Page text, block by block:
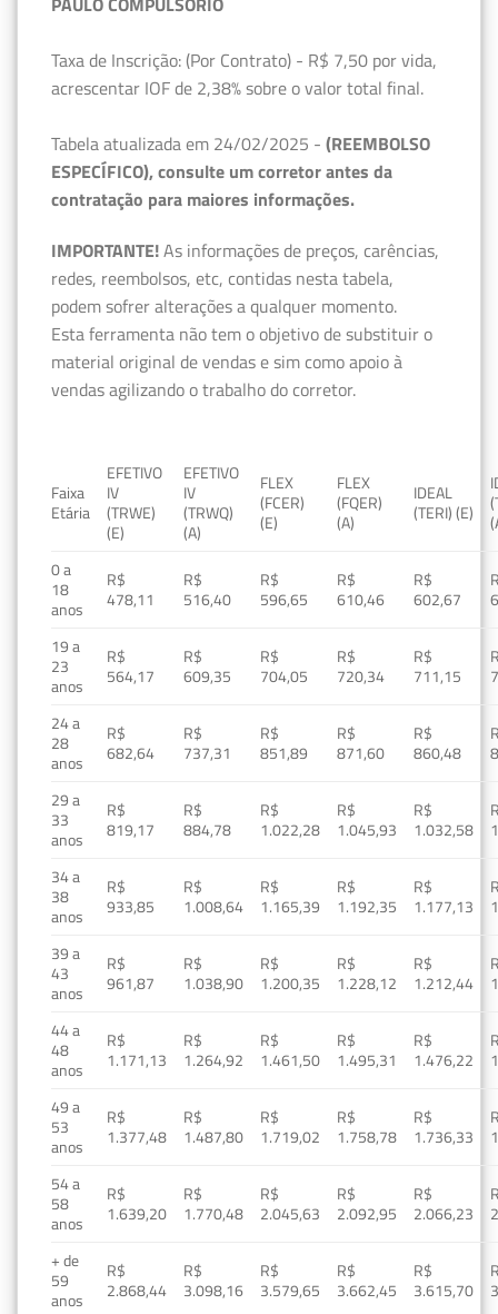
Taxa de Inscrição: (Por Contrato) - R$ 7,50 por vida,
acrescentar IOF de 2,38% sobre o valor total final.
Tabela atualizada em 24/02/2025 - (REEMBOLSO
ESPECÍFICO), consulte um corretor antes da
contratação para maiores informações.
IMPORTANTE!As informações de preços, carências,
redes, reembolsos, etc, contidas nesta tabela,
podem sofrer alterações a qualquer momento.
Esta ferramenta não tem o objetivo de substituir o
material original de vendas e sim como apoio à
vendas agilizando o trabalho do corretor.
Faixa
Etária
EFETIVO
IV
(TRWE)
(E)
EFETIVO
IV
(TRWQ)
(A)
FLEX
(FCER)
(E)
FLEX
(FQER)
(A)
IDEAL
(TERI) (E)
0 a
18
anos
R$
478,11
R$
516,40
R$
596,65
R$
610,46
R$
602,67
19 a
23
anos
R$
564,17
R$
609,35
R$
704,05
R$
720,34
R$
711,15
24 a
28
anos
R$
682,64
R$
737,31
R$
851,89
R$
871,60
R$
860,48
29 a
33
anos
R$
819,17
R$
884,78
R$
1.022,28
R$
1.045,93
R$
1.032,58
34 a
38
anos
R$
933,85
R$
1.008,64
R$
1.165,39
R$
1.192,35
R$
1.177,13
39 a
43
anos
R$
961,87
R$
1.038,90
R$
1.200,35
R$
1.228,12
R$
1.212,44
44 a
48
anos
R$
1.171,13
R$
1.264,92
R$
1.461,50
R$
1.495,31
R$
1.476,22
49 a
53
anos
R$
1.377,48
R$
1.487,80
R$
1.719,02
R$
1.758,78
R$
1.736,33
54 a
58
anos
R$
1.639,20
R$
1.770,48
R$
2.045,63
R$
2.092,95
R$
2.066,23
+ de
59
anos
R$
2.868,44
R$
3.098,16
R$
3.579,65
R$
3.662,45
R$
3.615,70